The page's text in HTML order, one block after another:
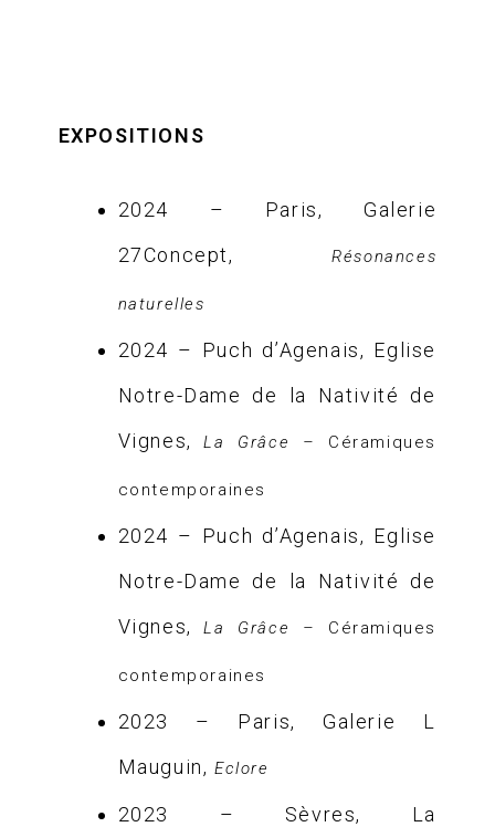
EXPOSITIONS
2024 – Paris, Galerie
27Concept,Résonances
naturelles
2024 – Puch d’Agenais, Eglise
Notre-Dame de la Nativité de
Vignes,La Grâce – Céramiques
contemporaines
2024 – Puch d’Agenais, Eglise
Notre-Dame de la Nativité de
Vignes,La Grâce – Céramiques
contemporaines
2023 – Paris,Galerie L
Mauguin,Eclore
2023 – Sèvres, La